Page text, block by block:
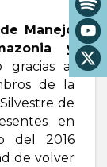
Manejo
y
al
de la
de
en
del 2016
de volver